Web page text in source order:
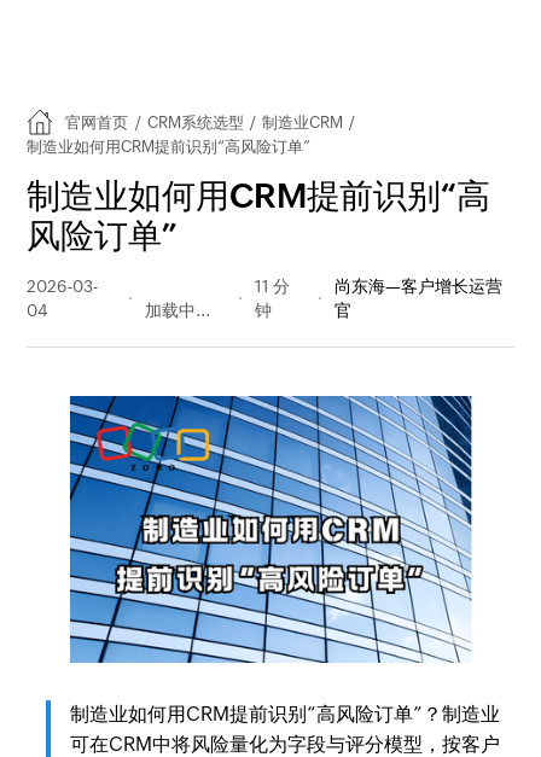
官网首页 / CRM系统选型 / 制造业CRM /
制造业如何用CRM提前识别“高风险订单”
制造业如何用CRM提前识别“高
风险订单”
2026-03-
04
量
11 分
钟
尚东海—客户增长运营
官
制造业如何用CRM提前识别“高风险订单”？制造业
可在CRM中将风险量化为字段与评分模型，按客户